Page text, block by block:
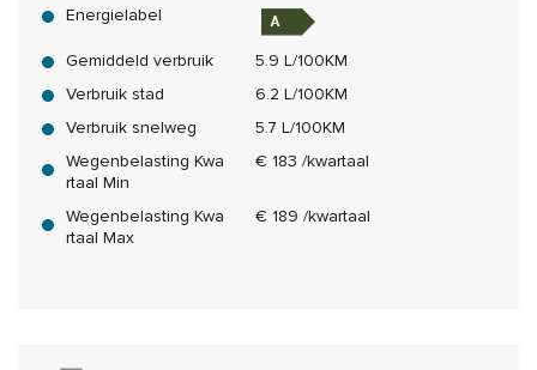
Energielabel
Gemiddeld verbruik
5.9 L/100KM
Verbruik stad
6.2 L/100KM
Verbruik snelweg
5.7 L/100KM
Wegenbelasting Kwa
rtaal Min
€ 183 /kwartaal
Wegenbelasting Kwa
rtaal Max
€ 189 /kwartaal